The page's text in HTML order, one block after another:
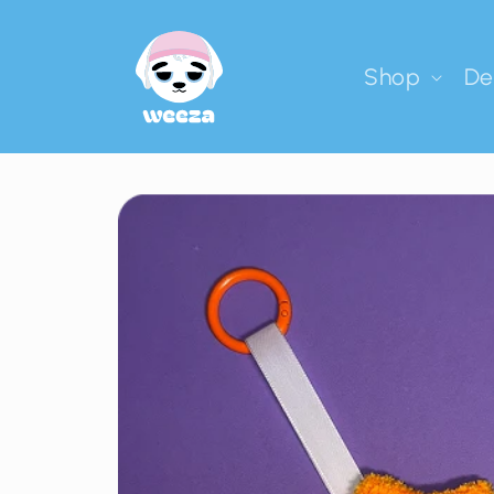
Shop
Produktinformationen springen